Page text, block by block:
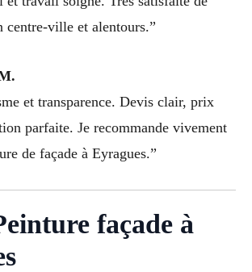
centre-ville et alentours.”
et transparence. Devis clair, prix
parfaite. Je recommande vivement
de façade à Eyragues.”
façade à